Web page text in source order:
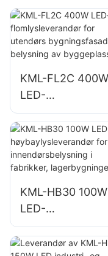
lagerbelysning
KML-FL2C 200W
LED-flomlys
KML-FL2C 400W
LED-
for utendørs
bygningsfasader
og belysning av
KML-HB30 100W
LED-
ør for